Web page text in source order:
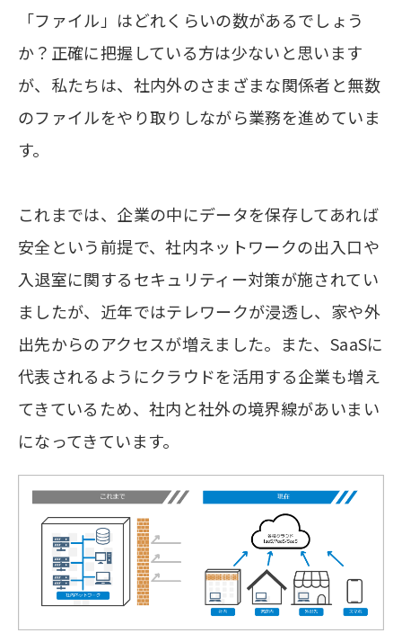
「ファイル」はどれくらいの数があるでしょう
か？正確に把握している方は少ないと思います
が、私たちは、社内外のさまざまな関係者と無数
のファイルをやり取りしながら業務を進めていま
す。
これまでは、企業の中にデータを保存してあれば
安全という前提で、社内ネットワークの出入口や
入退室に関するセキュリティー対策が施されてい
ましたが、近年ではテレワークが浸透し、家や外
出先からのアクセスが増えました。また、SaaSに
代表されるようにクラウドを活用する企業も増え
てきているため、社内と社外の境界線があいまい
になってきています。